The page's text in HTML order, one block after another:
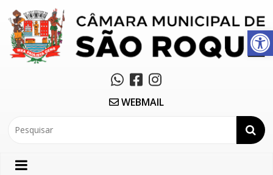
Abrir a barra de ferramentas
WEBMAIL